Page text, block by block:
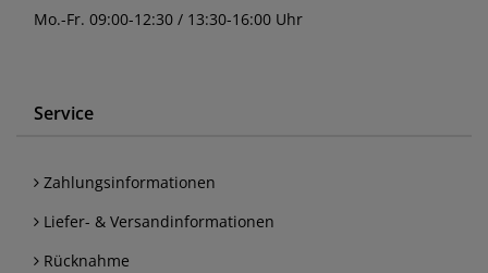
Mo.-Fr. 09:00-12:30 / 13:30-16:00 Uhr
Service
Zahlungsinformationen
Liefer- & Versandinformationen
Rücknahme